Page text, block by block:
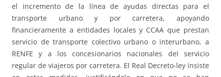
el incremento de la línea de ayudas directas para el
transporte urbano y por carretera, apoyando
financieramente a entidades locales y CCAA que prestan
servicio de transporte colectivo urbano o interurbano, a
RENFE y a los concesionarios nacionales del servicio
regular de viajeros por carretera. El Real Decreto-ley insiste